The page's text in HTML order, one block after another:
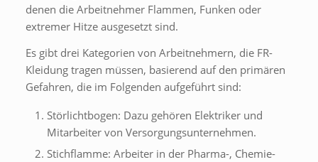
denen die Arbeitnehmer Flammen, Funken oder
extremer Hitze ausgesetzt sind.
Es gibt drei Kategorien von Arbeitnehmern, die FR-
Kleidung tragen müssen, basierend auf den primären
Gefahren, die im Folgenden aufgeführt sind:
Störlichtbogen: Dazu gehören Elektriker und
Mitarbeiter von Versorgungsunternehmen.
Stichflamme: Arbeiter in der Pharma-, Chemie-